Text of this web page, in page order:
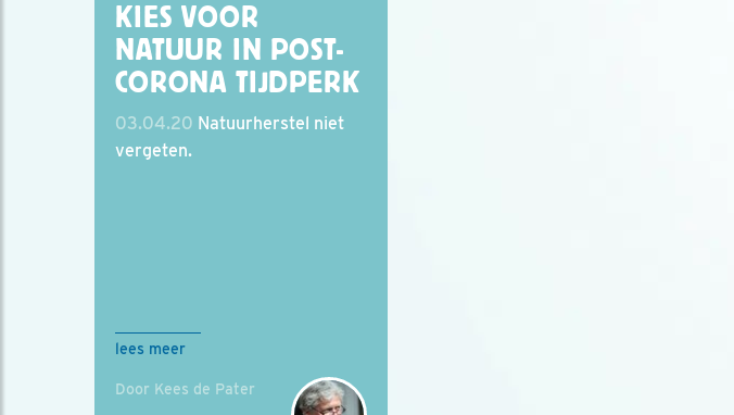
KIES VOOR
NATUUR IN POST-
CORONA TIJDPERK
03.04.20 Natuurherstel niet
vergeten.
lees meer
Door Kees de Pater